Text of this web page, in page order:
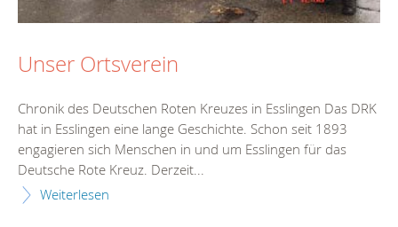
Unser Ortsverein
Chronik des Deutschen Roten Kreuzes in Esslingen Das DRK
hat in Esslingen eine lange Geschichte. Schon seit 1893
engagieren sich Menschen in und um Esslingen für das
Deutsche Rote Kreuz. Derzeit...
Weiterlesen